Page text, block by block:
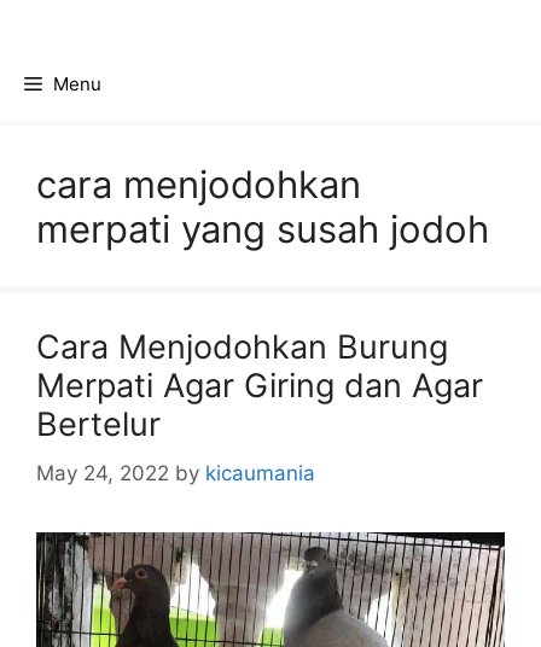
contentMenu
cara menjodohkan
merpati yang susah jodoh
Cara Menjodohkan Burung
Merpati Agar Giring dan Agar
Bertelur
May 24, 2022 by kicaumania